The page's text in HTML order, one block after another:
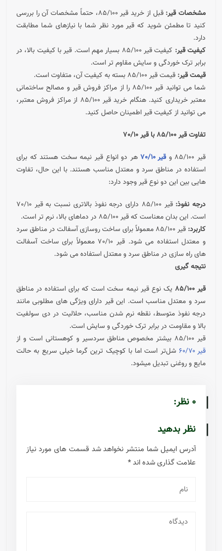
مشخصات قیر:
قبل از خرید قیر 85/100، حتماً مشخصات آن را بررسی
کنید تا مطمئن شوید که قیر مورد نظر شما با نیازهای شما مطابقت
دارد.
کیفیت قیر:
کیفیت قیر 85/100 بسیار مهم است. قیر با کیفیت بالا، در
برابر ترک خوردگی و سایش مقاوم تر است.
قیمت قیر: قیمت قیر 85/100 بسته به کیفیت آن، متفاوت است.
شما می توانید قیر 85/100 را از مراکز فروش قیر و مصالح ساختمانی
معتبر خریداری کنید. هنگام خرید قیر 85/100 از مراکز فروش معتبر،
می توانید از کیفیت قیر اطمینان حاصل کنید.
تفاوت قیر 85/100 با قیر 70/10
قیر 85/100 و قیر 70/10
هر دو انواع قیر نیمه سخت هستند که برای
استفاده در مناطق سرد و معتدل مناسب هستند. با این حال، تفاوت
هایی بین این دو نوع قیر وجود دارد:
درجه نفوذ:
قیر 85/100 دارای درجه نفوذ بالاتری نسبت به قیر 70/10
است. این بدان معناست که قیر 85/100 در دماهای بالا، نرم تر است.
کاربرد:
قیر 85/100 معمولاً برای ساخت روسازی آسفالت در مناطق سرد
و معتدل استفاده می شود. قیر 70/10 معمولاً برای ساخت آسفالت
های راه سازی در مناطق سرد و معتدل استفاده می شود.
نتیجه گیری
قیر 85/100
یک نوع قیر نیمه سخت است که برای استفاده در مناطق
سرد و معتدل مناسب است. این قیر دارای ویژگی های مطلوبی مانند
درجه نفوذ متوسط، نقطه نرم شدن مناسب، حلالیت در دی سولفیت
بالا و مقاومت در برابر ترک خوردگی و سایش است.
قیر ۸۵/۱۰۰ بیشتر مخصوص مناطق سردسیر و کوهستانی است و از
قیر ۶۰/۷۰
شل‌تر است اما با کوچیک ترین گرما خیلی سریع به حالت
مایع و روغنی تبدیل میشود.
0 نظر:
نظر بدهید
آدرس ایمیل شما منتشر نخواهد شد قسمت های مورد نیاز
علامت گذاری شده اند*